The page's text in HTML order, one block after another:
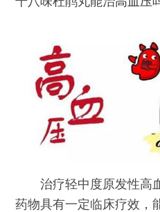
治疗轻中度原发性高
药物具有一定临床疗效，